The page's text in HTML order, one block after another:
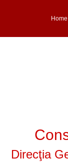
Home
Direcţia